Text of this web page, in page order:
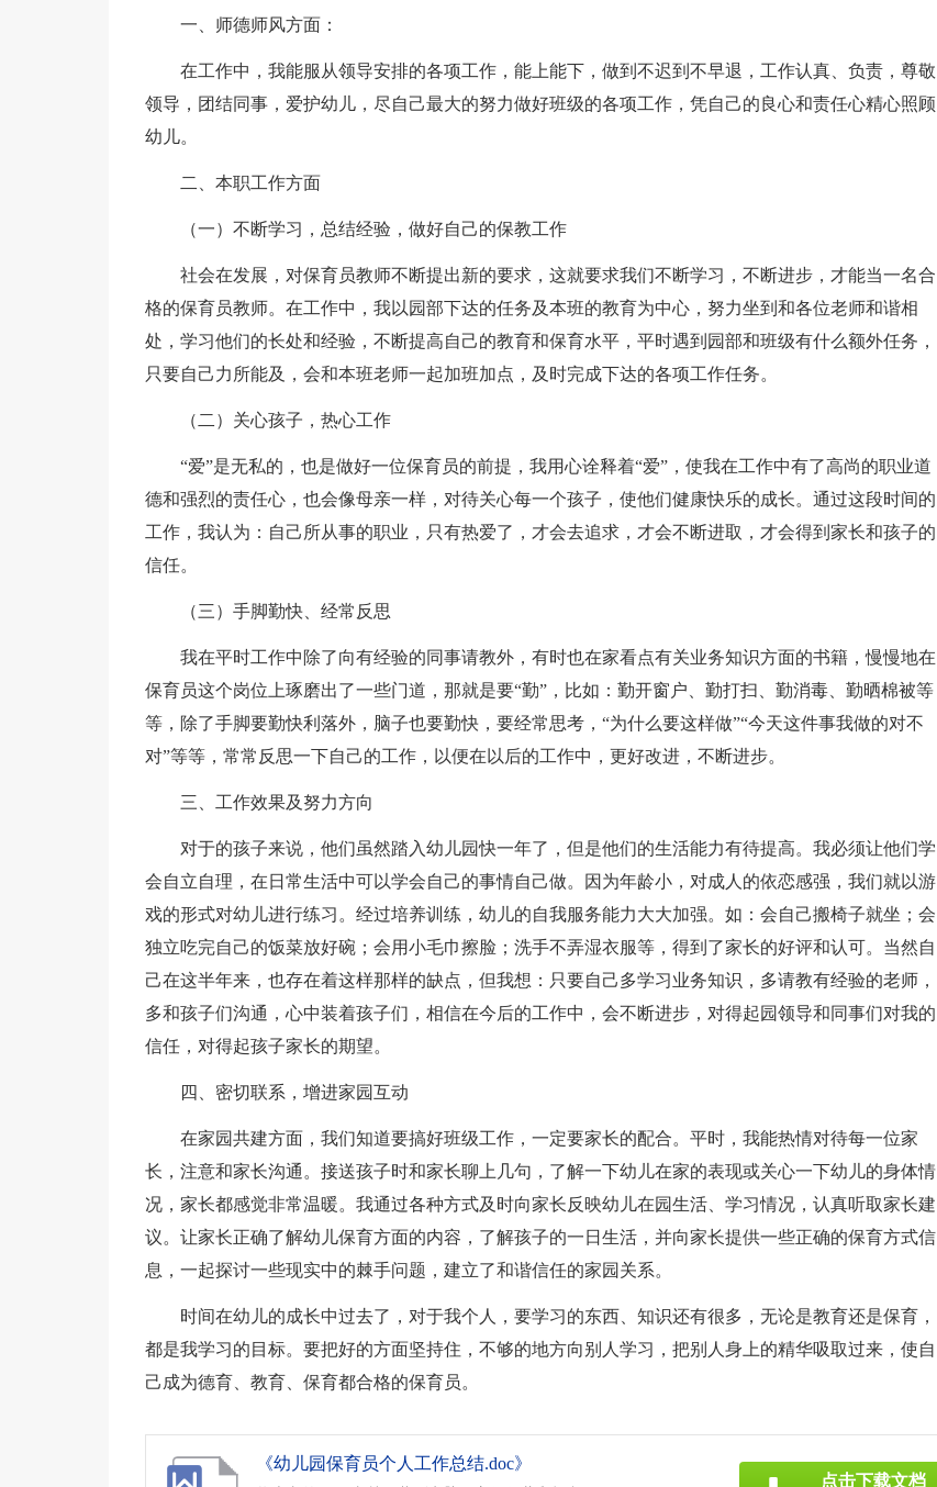
一、师德师风方面：
在工作中，我能服从领导安排的各项工作，能上能下，做到不迟到不早退，工作认真、负责，尊敬
领导，团结同事，爱护幼儿，尽自己最大的努力做好班级的各项工作，凭自己的良心和责任心精心照顾
幼儿。
二、本职工作方面
（一）不断学习，总结经验，做好自己的保教工作
社会在发展，对保育员教师不断提出新的要求，这就要求我们不断学习，不断进步，才能当一名合
格的保育员教师。在工作中，我以园部下达的任务及本班的教育为中心，努力坐到和各位老师和谐相
处，学习他们的长处和经验，不断提高自己的教育和保育水平，平时遇到园部和班级有什么额外任务，
只要自己力所能及，会和本班老师一起加班加点，及时完成下达的各项工作任务。
（二）关心孩子，热心工作
“爱”是无私的，也是做好一位保育员的前提，我用心诠释着“爱”，使我在工作中有了高尚的职业道
德和强烈的责任心，也会像母亲一样，对待关心每一个孩子，使他们健康快乐的成长。通过这段时间的
工作，我认为：自己所从事的职业，只有热爱了，才会去追求，才会不断进取，才会得到家长和孩子的
信任。
（三）手脚勤快、经常反思
我在平时工作中除了向有经验的同事请教外，有时也在家看点有关业务知识方面的书籍，慢慢地在
保育员这个岗位上琢磨出了一些门道，那就是要“勤”，比如：勤开窗户、勤打扫、勤消毒、勤晒棉被等
等，除了手脚要勤快利落外，脑子也要勤快，要经常思考，“为什么要这样做”“今天这件事我做的对不
对”等等，常常反思一下自己的工作，以便在以后的工作中，更好改进，不断进步。
三、工作效果及努力方向
对于的孩子来说，他们虽然踏入幼儿园快一年了，但是他们的生活能力有待提高。我必须让他们学
会自立自理，在日常生活中可以学会自己的事情自己做。因为年龄小，对成人的依恋感强，我们就以游
戏的形式对幼儿进行练习。经过培养训练，幼儿的自我服务能力大大加强。如：会自己搬椅子就坐；会
独立吃完自己的饭菜放好碗；会用小毛巾擦脸；洗手不弄湿衣服等，得到了家长的好评和认可。当然自
己在这半年来，也存在着这样那样的缺点，但我想：只要自己多学习业务知识，多请教有经验的老师，
多和孩子们沟通，心中装着孩子们，相信在今后的工作中，会不断进步，对得起园领导和同事们对我的
信任，对得起孩子家长的期望。
四、密切联系，增进家园互动
在家园共建方面，我们知道要搞好班级工作，一定要家长的配合。平时，我能热情对待每一位家
长，注意和家长沟通。接送孩子时和家长聊上几句，了解一下幼儿在家的表现或关心一下幼儿的身体情
况，家长都感觉非常温暖。我通过各种方式及时向家长反映幼儿在园生活、学习情况，认真听取家长建
议。让家长正确了解幼儿保育方面的内容，了解孩子的一日生活，并向家长提供一些正确的保育方式信
息，一起探讨一些现实中的棘手问题，建立了和谐信任的家园关系。
时间在幼儿的成长中过去了，对于我个人，要学习的东西、知识还有很多，无论是教育还是保育，
都是我学习的目标。要把好的方面坚持住，不够的地方向别人学习，把别人身上的精华吸取过来，使自
己成为德育、教育、保育都合格的保育员。
《幼儿园保育员个人工作总结.doc》
点击下载文档